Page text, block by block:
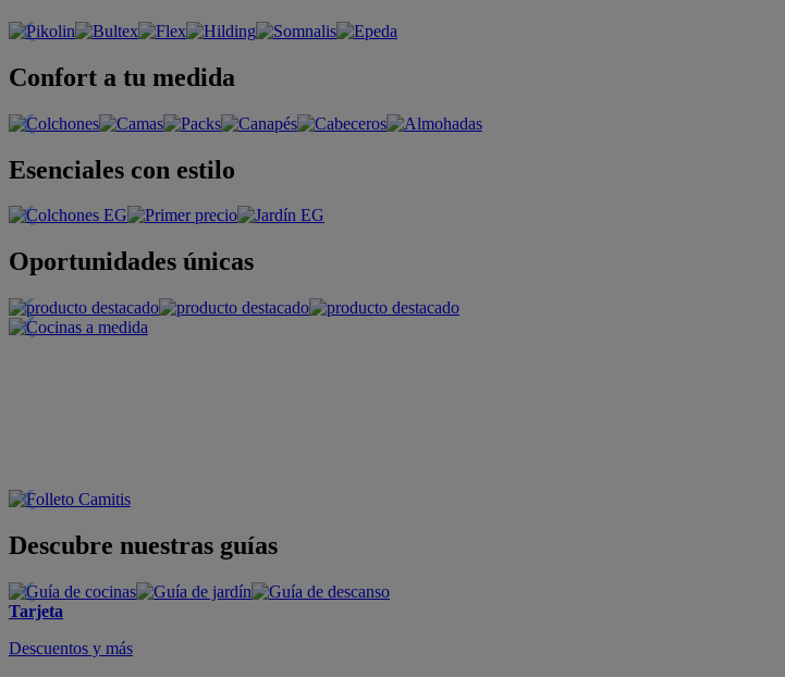
Confort a tu medida
Esenciales con estilo
Oportunidades únicas
Descubre nuestras guías
Tarjeta
Descuentos y más